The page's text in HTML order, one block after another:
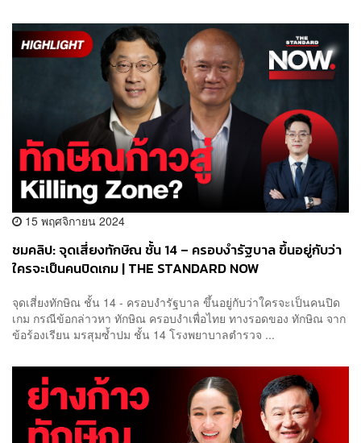
15 พฤศจิกายน 2024
ชมคลิป: จุดเสี่ยงทักษิณ ชั้น 14 – ครอบงำรัฐบาล ขึ้นอยู่กับว่า
ใครจะเป็นคนปิดเกม | THE STANDARD NOW
จุดเสี่ยงทักษิณ ชั้น 14 - ครอบงำรัฐบาล ขึ้นอยู่กับว่าใครจะเป็นคนปิด
เกม กรณีข้อกล่าวหา ทักษิณ ครอบงำเพื่อไทย ทางรอดของ ทักษิณ จาก
ข้อร้องเรียน มรสุมซํ้าปม ชั้น 14 โรงพยาบาลตำรวจ ...